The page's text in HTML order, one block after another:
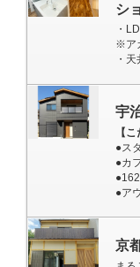
シ
※アカシア
・天井
宇
【
●ス
●カ
●ア
京